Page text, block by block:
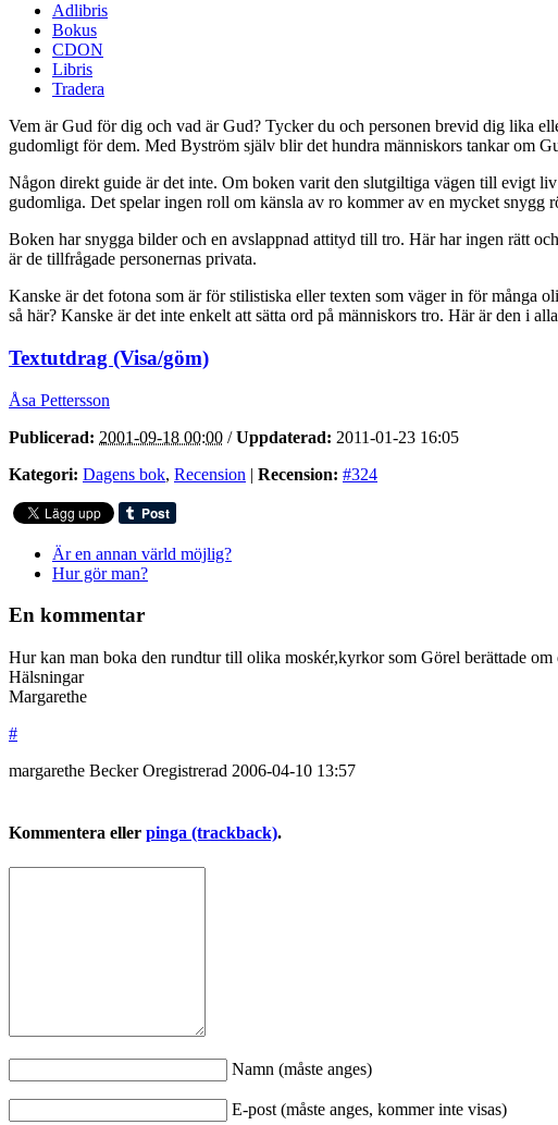
Adlibris
Bokus
CDON
Libris
Tradera
Vem är Gud för dig och vad är Gud? Tycker du och personen brevid dig lika
gudomligt för dem. Med Byström själv blir det hundra människors tankar om
Någon direkt guide är det inte. Om boken varit den slutgiltiga vägen till evigt
gudomliga. Det spelar ingen roll om känsla av ro kommer av en mycket snygg
Boken har snygga bilder och en avslappnad attityd till tro. Här har ingen rätt
är de tillfrågade personernas privata.
Kanske är det fotona som är för stilistiska eller texten som väger in för många
så här? Kanske är det inte enkelt att sätta ord på människors tro. Här är den i
Textutdrag (Visa/göm)
Åsa Pettersson
Publicerad: 2001-09-18 00:00 /Uppdaterad: 2011-01-23 16:05
Kategori: Dagens bok, Recension | Recension: #324
Är en annan värld möjlig?
Hur gör man?
En kommentar
Hur kan man boka den rundtur till olika moskér,kyrkor som Görel berättade
Hälsningar
Margarethe
#
margarethe Becker Oregistrerad 2006-04-10 13:57
Kommentera eller pinga (trackback).
Namn (måste anges)
E-post (måste anges, kommer inte visas)